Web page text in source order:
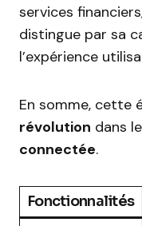
services
distingue par sa
l’expérience
En somme, cette
révolution dans
connectée.
Fonctionnalités